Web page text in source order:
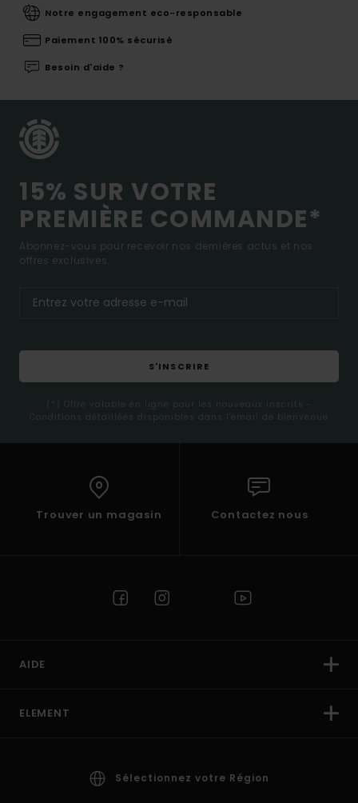
Notre engagement eco-responsable
Paiement 100% sécurisé
Besoin d'aide ?
15% SUR VOTRE
PREMIÈRE COMMANDE*
Abonnez-vous pour recevoir nos dernières actus et nos
offres exclusives.
S'INSCRIRE
(*) Offre valable en ligne pour les nouveaux inscrits -
Conditions détaillées disponibles dans l'email de bienvenue
Trouver un magasin Contactez nous
AIDE
ELEMENT
Sélectionnez votre Région